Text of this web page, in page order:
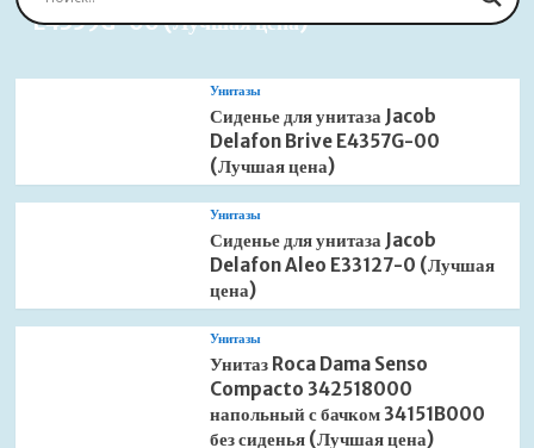
E4359G-00 (Лучшая цена)
Унитазы
Сиденье для унитаза Jacob
Delafon Brive E4357G-00
(Лучшая цена)
Унитазы
Сиденье для унитаза Jacob
Delafon Aleo E33127-0 (Лучшая
цена)
Унитазы
Унитаз Roca Dama Senso
Compacto 342518000
напольный с бачком 34151B000
без сиденья (Лучшая цена)